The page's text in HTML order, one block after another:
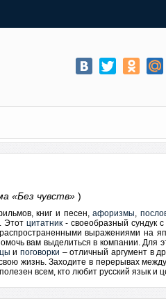
«Без чувств» )
книг и песен,афоризмы,
Этот цитатник - своеобразный сундук
выражениями на
вам выделиться в компании. Для
и поговорки – отличный аргумент в
жизнь. Заходите в перерывах
всем, кто любит русский язык и